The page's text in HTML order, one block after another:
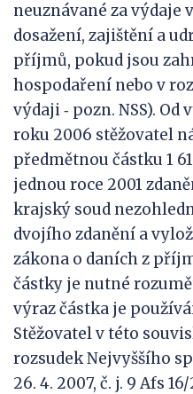
neuznávané za výdaje
dosažení, zajištění a
příjmů, pokud jsou
hospodaření nebo v
výdaji ‑ pozn. NSS).
roku 2006 stěžovatel
předmětnou částku 1
jednou roce 2001
krajský soud
dvojího zdanění a
zákona o daních z
částky je nutné
výraz částka je
Stěžovatel v této
rozsudek Nejvyššího
26. 4. 2007, č. j. 9 Afs